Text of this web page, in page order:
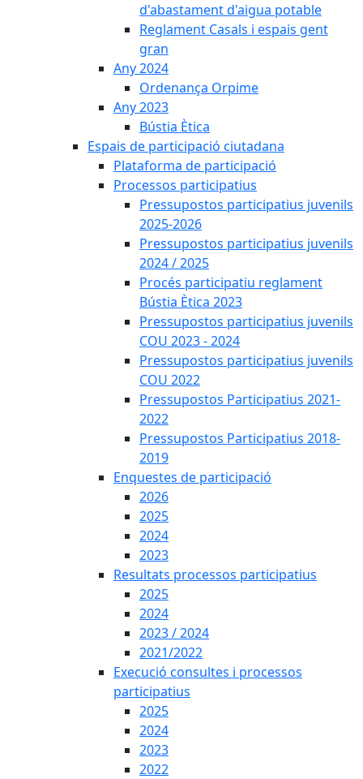
d'abastament d'aigua potable
Reglament Casals i espais gent
gran
Any 2024
Ordenança Orpime
Any 2023
Bústia Ètica
Espais de participació ciutadana
Plataforma de participació
Processos participatius
Pressupostos participatius juvenils
2025-2026
Pressupostos participatius juvenils
2024 / 2025
Procés participatiu reglament
Bústia Ètica 2023
Pressupostos participatius juvenils
COU 2023 - 2024
Pressupostos participatius juvenils
COU 2022
Pressupostos Participatius 2021-
2022
Pressupostos Participatius 2018-
2019
Enquestes de participació
2026
2025
2024
2023
Resultats processos participatius
2025
2024
2023 / 2024
2021/2022
Execució consultes i processos
participatius
2025
2024
2023
2022